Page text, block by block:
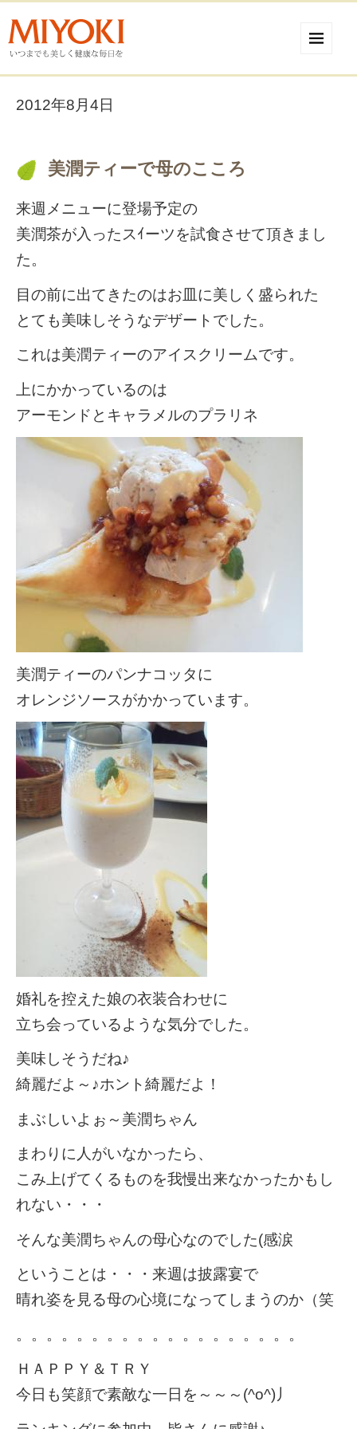
2012年8月4日
美潤ティーで母のこころ
来週メニューに登場予定の
美潤茶が入ったスｲーツを試食させて頂きまし
た。
目の前に出てきたのはお皿に美しく盛られた
とても美味しそうなデザートでした。
これは美潤ティーのアイスクリームです。
上にかかっているのは
アーモンドとキャラメルのプラリネ
美潤ティーのパンナコッタに
オレンジソースがかかっています。
婚礼を控えた娘の衣装合わせに
立ち会っているような気分でした。
美味しそうだね♪
綺麗だよ～♪ホント綺麗だよ！
まぶしいよぉ～美潤ちゃん
まわりに人がいなかったら、
こみ上げてくるものを我慢出来なかったかもし
れない・・・
そんな美潤ちゃんの母心なのでした(感涙
ということは・・・来週は披露宴で
晴れ姿を見る母の心境になってしまうのか（笑
。。。。。。。。。。。。。。。。。。。
ＨＡＰＰＹ＆ＴＲＹ
今日も笑顔で素敵な一日を～～～(^o^)丿